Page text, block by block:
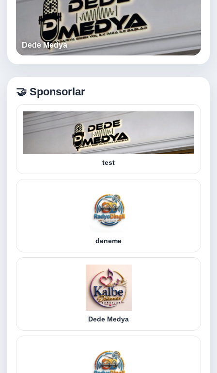
Dede Medya
🤝 Sponsorlar
test
deneme
Dede Medya